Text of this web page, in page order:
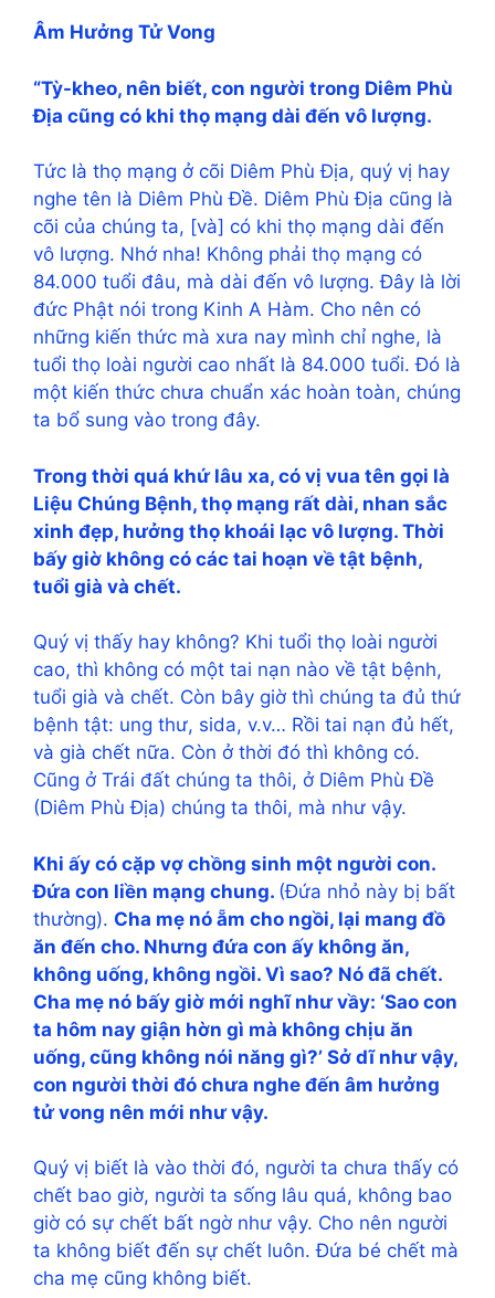
Âm Hưởng Tử Vong
“Tỳ-kheo, nên biết, con người trong Diêm Phù
Địa cũng có khi thọ mạng dài đến vô lượng.
Tức là thọ mạng ở cõi Diêm Phù Địa, quý vị hay
nghe tên là Diêm Phù Đề. Diêm Phù Địa cũng là
cõi của chúng ta, [và] có khi thọ mạng dài đến
vô lượng. Nhớ nha! Không phải thọ mạng có
84.000 tuổi đâu, mà dài đến vô lượng. Đây là lời
đức Phật nói trong Kinh A Hàm. Cho nên có
những kiến thức mà xưa nay mình chỉ nghe, là
tuổi thọ loài người cao nhất là 84.000 tuổi. Đó là
một kiến thức chưa chuẩn xác hoàn toàn, chúng
ta bổ sung vào trong đây.
Trong thời quá khứ lâu xa, có vị vua tên gọi là
Liệu Chúng Bệnh, thọ mạng rất dài, nhan sắc
xinh đẹp, hưởng thọ khoái lạc vô lượng. Thời
bấy giờ không có các tai hoạn về tật bệnh,
tuổi già và chết.
Quý vị thấy hay không? Khi tuổi thọ loài người
cao, thì không có một tai nạn nào về tật bệnh,
tuổi già và chết. Còn bây giờ thì chúng ta đủ thứ
bệnh tật: ung thư, sida, v.v… Rồi tai nạn đủ hết,
và già chết nữa. Còn ở thời đó thì không có.
Cũng ở Trái đất chúng ta thôi, ở Diêm Phù Đề
(Diêm Phù Địa) chúng ta thôi, mà như vậy.
Khi ấy có cặp vợ chồng sinh một người con.
Đứa con liền mạng chung. (Đứa nhỏ này bị bất
thường). Cha mẹ nó ẵm cho ngồi, lại mang đồ
ăn đến cho. Nhưng đứa con ấy không ăn,
không uống, không ngồi. Vì sao? Nó đã chết.
Cha mẹ nó bấy giờ mới nghĩ như vầy: ‘Sao con
ta hôm nay giận hờn gì mà không chịu ăn
uống, cũng không nói năng gì?’ Sở dĩ như vậy,
con người thời đó chưa nghe đến âm hưởng
tử vong nên mới như vậy.
Quý vị biết là vào thời đó, người ta chưa thấy có
chết bao giờ, người ta sống lâu quá, không bao
giờ có sự chết bất ngờ như vậy. Cho nên người
ta không biết đến sự chết luôn. Đứa bé chết mà
cha mẹ cũng không biết.